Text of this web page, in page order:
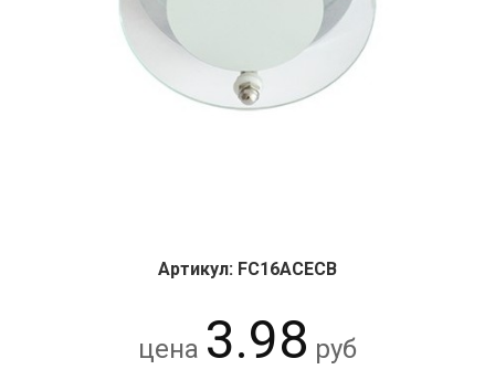
Артикул: FC16ACECB
цена 3.98 руб